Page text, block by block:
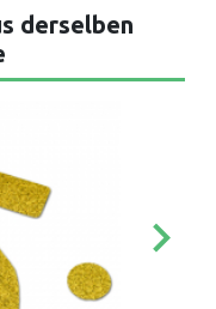
derselben
keyboard_arrow_right